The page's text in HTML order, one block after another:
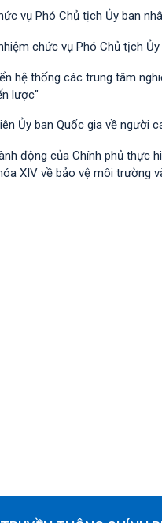
vụ Phó Chủ tịch Ủy ban
chức vụ Phó Chủ tịch
hệ thống các trung tâm
lược"
Ủy ban Quốc gia về người
động của Chính phủ thực
XIV về bảo vệ môi trường